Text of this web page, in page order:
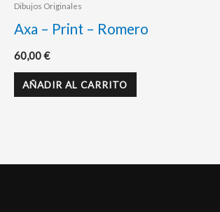
Dibujos Originales
Axa – Print – Romero
60,00€
AÑADIR AL CARRITO